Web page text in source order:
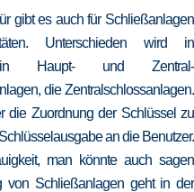
gibt es auch für Schließanlagen
Unterschieden wird in
in Haupt- und Zentral-
die Zentralschlossanlagen.
die Zuordnung der Schlüssel zu
an die Benutzer.
man könnte auch sagen
von Schließanlagen geht in der